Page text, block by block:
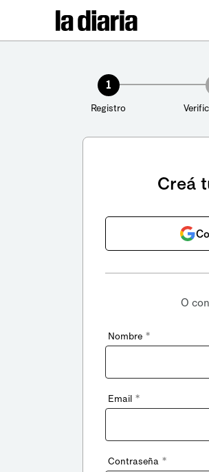
1
Registro
Creá
O
Nombre *
Email *
Contraseña *